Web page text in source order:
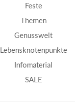
Feste
Themen
Genusswelt
Lebensknotenpunkte
Infomaterial
SALE